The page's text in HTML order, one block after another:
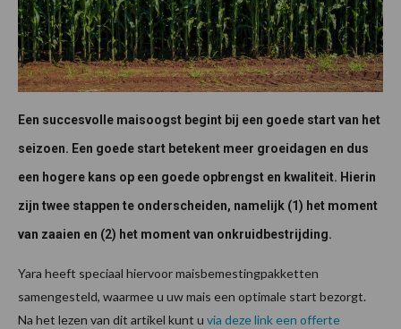
Een succesvolle maisoogst begint bij een goede start van het
seizoen. Een goede start betekent meer groeidagen en dus
een hogere kans op een goede opbrengst en kwaliteit. Hierin
zijn twee stappen te onderscheiden, namelijk (1) het moment
van zaaien en (2) het moment van onkruidbestrijding.
Yara heeft speciaal hiervoor maisbemestingpakketten
samengesteld, waarmee u uw mais een optimale start bezorgt.
Na het lezen van dit artikel kunt u via deze link een offerte